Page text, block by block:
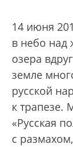
14 июня
в небо над
озера
земле
русской
к трапезе.
«Русская
с